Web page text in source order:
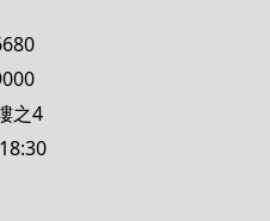
之4